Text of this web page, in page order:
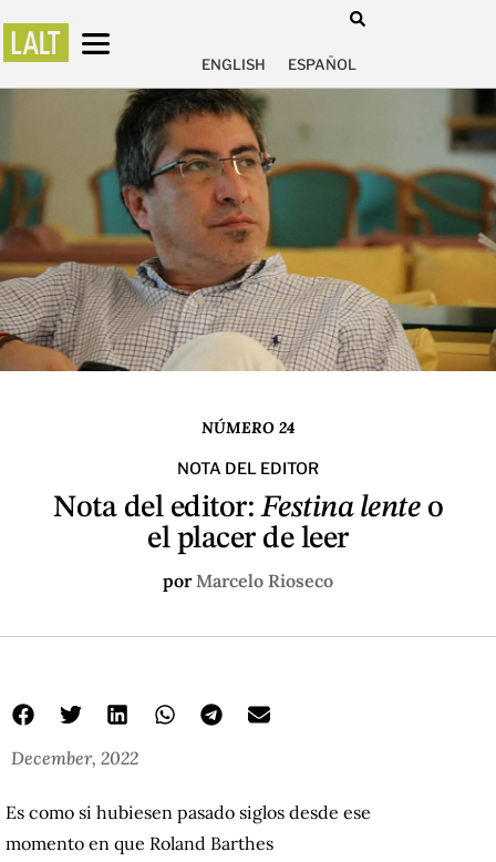
ENGLISH ESPAÑOL
NÚMERO 24
NOTA DEL EDITOR
Nota del editor:Festina lenteo
el placer de leer
por Marcelo Rioseco
December, 2022
Es como si hubiesen pasado siglos desde ese
momento en que Roland Barthes